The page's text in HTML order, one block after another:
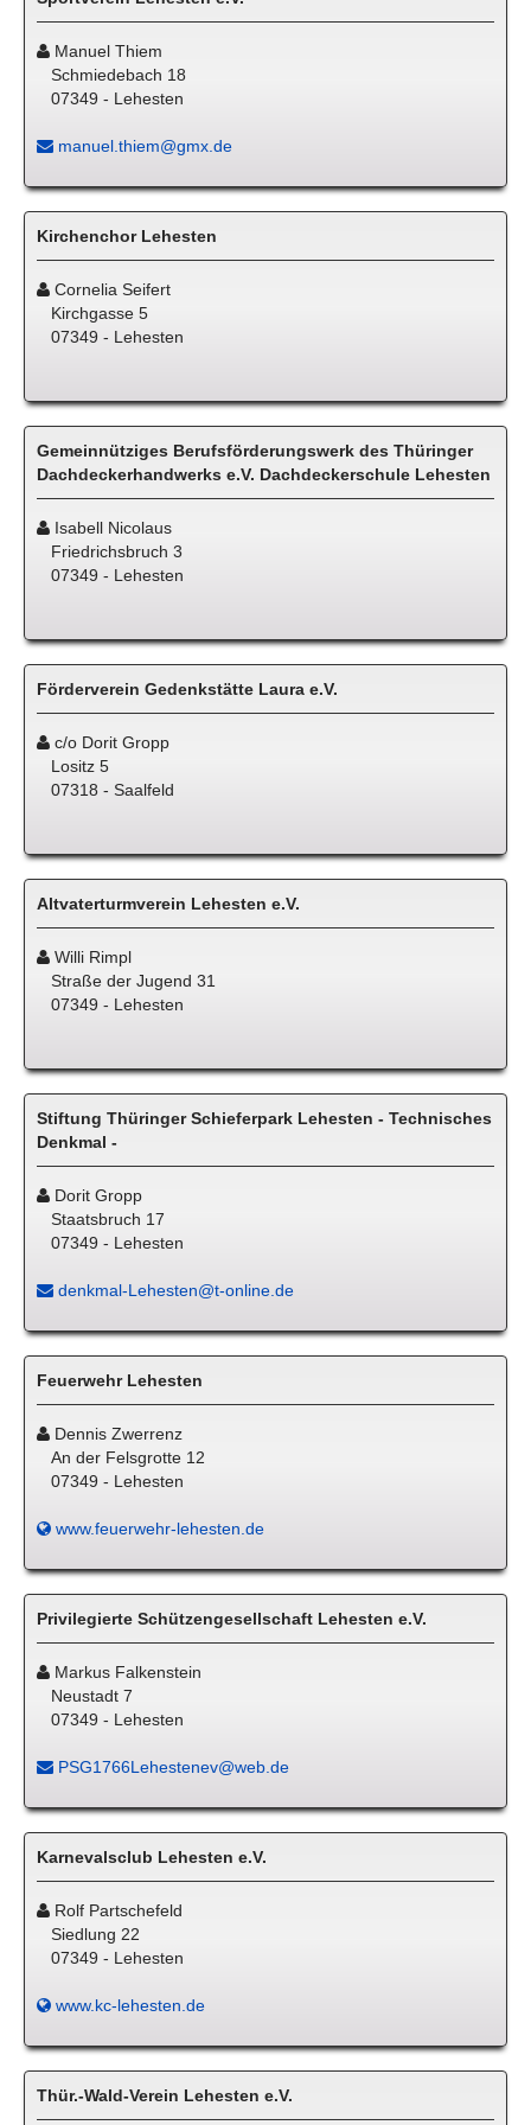
Manuel Thiem
Schmiedebach 18
07349 - Lehesten
manuel.thiem@gmx.de
Kirchenchor Lehesten
Cornelia Seifert
Kirchgasse 5
07349 - Lehesten
Gemeinnütziges Berufsförderungswerk des Thüringer
Dachdeckerhandwerks e.V. Dachdeckerschule Lehesten
Isabell Nicolaus
Friedrichsbruch 3
07349 - Lehesten
Förderverein Gedenkstätte Laura e.V.
c/o Dorit Gropp
Lositz 5
07318 - Saalfeld
Altvaterturmverein Lehesten e.V.
Willi Rimpl
Straße der Jugend 31
07349 - Lehesten
Stiftung Thüringer Schieferpark Lehesten - Technisches
Denkmal -
Dorit Gropp
Staatsbruch 17
07349 - Lehesten
denkmal-Lehesten@t-online.de
Feuerwehr Lehesten
Dennis Zwerrenz
An der Felsgrotte 12
07349 - Lehesten
www.feuerwehr-lehesten.de
Privilegierte Schützengesellschaft Lehesten e.V.
Markus Falkenstein
Neustadt 7
07349 - Lehesten
PSG1766Lehestenev@web.de
Karnevalsclub Lehesten e.V.
Rolf Partschefeld
Siedlung 22
07349 - Lehesten
www.kc-lehesten.de
Thür.-Wald-Verein Lehesten e.V.